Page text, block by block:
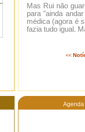
Mas Rui não
para "ainda
médica (agora é
fazia tudo igual.
<<
Agenda